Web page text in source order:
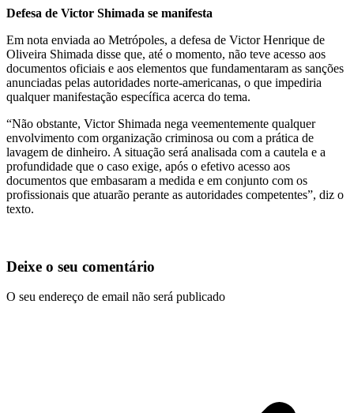
Defesa de Victor Shimada se manifesta
Em nota enviada ao Metrópoles, a defesa de Victor Henrique de
Oliveira Shimada disse que, até o momento, não teve acesso aos
documentos oficiais e aos elementos que fundamentaram as sanções
anunciadas pelas autoridades norte-americanas, o que impediria
qualquer manifestação específica acerca do tema.
“Não obstante, Victor Shimada nega veementemente qualquer
envolvimento com organização criminosa ou com a prática de
lavagem de dinheiro. A situação será analisada com a cautela e a
profundidade que o caso exige, após o efetivo acesso aos
documentos que embasaram a medida e em conjunto com os
profissionais que atuarão perante as autoridades competentes”, diz o
texto.
Deixe o seu comentário
O seu endereço de email não será publicado